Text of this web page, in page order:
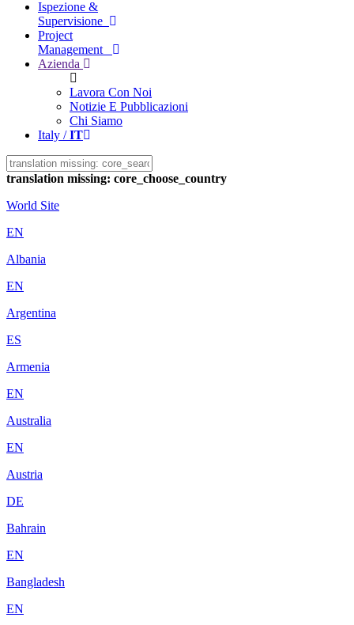
Ispezione &
Supervisione
Project
Management
Azienda
Lavora Con Noi
Notizie E Pubblicazioni
Chi Siamo
Italy /IT
translation missing: core_choose_country
World Site
EN
Albania
EN
Argentina
ES
Armenia
EN
Australia
EN
Austria
DE
Bahrain
EN
Bangladesh
EN